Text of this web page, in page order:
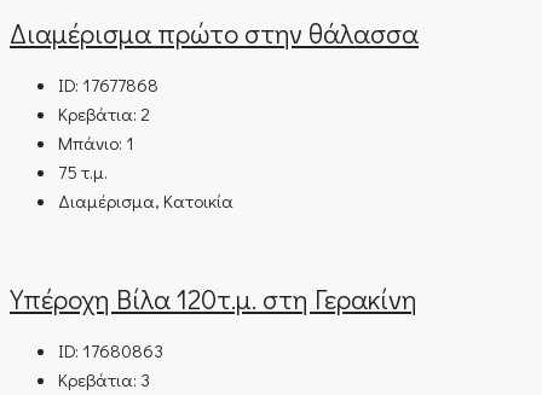
Διαμέρισμα πρώτο στην θάλασσα
ID: 17677868
Κρεβάτια: 2
Μπάνιο: 1
75 τ.μ.
Διαμέρισμα, Κατοικία
Υπέροχη Βίλα 120τ.μ. στη Γερακίνη
ID: 17680863
Κρεβάτια: 3